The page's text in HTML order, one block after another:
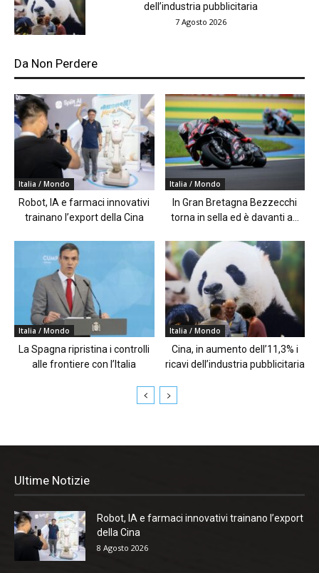
dell’industria pubblicitaria
7 Agosto 2026
Da Non Perdere
Italia / Mondo
Robot, IA e farmaci innovativi
trainano l’export della Cina
Italia / Mondo
In Gran Bretagna Bezzecchi
torna in sella ed è davanti a...
Italia / Mondo
La Spagna ripristina i controlli
alle frontiere con l’Italia
Italia / Mondo
Cina, in aumento dell’11,3% i
ricavi dell’industria pubblicitaria
Ultime Notizie
Robot, IA e farmaci innovativi trainano l’export
della Cina
8 Agosto 2026